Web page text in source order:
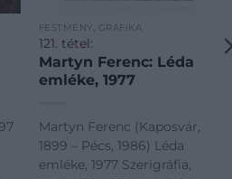
FESTMÉNY, GRAFIKA
121. tétel:
Martyn Ferenc: Léda
emléke, 1977
Martyn Ferenc (Kaposvár,
1899 – Pécs, 1986) Léda
emléke, 1977 Szerigráfia,